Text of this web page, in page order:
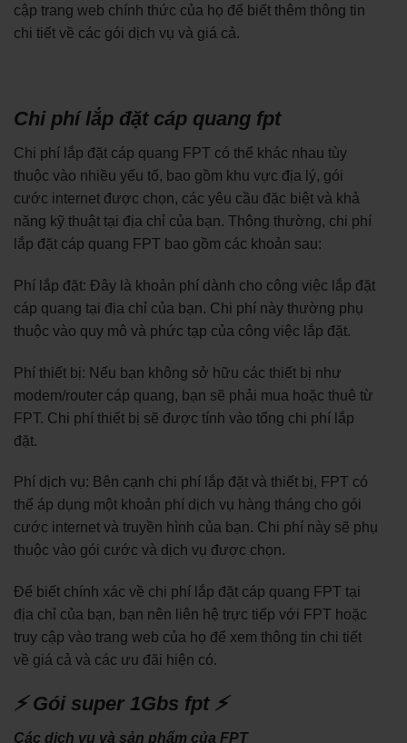
cập trang web chính thức của họ để biết thêm thông tin
chi tiết về các gói dịch vụ và giá cả.
Chi phí lắp đặt cáp quang fpt
Chi phí lắp đặt cáp quang FPT có thể khác nhau tùy
thuộc vào nhiều yếu tố, bao gồm khu vực địa lý, gói
cước internet được chọn, các yêu cầu đặc biệt và khả
năng kỹ thuật tại địa chỉ của bạn. Thông thường, chi phí
lắp đặt cáp quang FPT bao gồm các khoản sau:
Phí lắp đặt: Đây là khoản phí dành cho công việc lắp đặt
cáp quang tại địa chỉ của bạn. Chi phí này thường phụ
thuộc vào quy mô và phức tạp của công việc lắp đặt.
Phí thiết bị: Nếu bạn không sở hữu các thiết bị như
modem/router cáp quang, bạn sẽ phải mua hoặc thuê từ
FPT. Chi phí thiết bị sẽ được tính vào tổng chi phí lắp
đặt.
Phí dịch vụ: Bên cạnh chi phí lắp đặt và thiết bị, FPT có
thể áp dụng một khoản phí dịch vụ hàng tháng cho gói
cước internet và truyền hình của bạn. Chi phí này sẽ phụ
thuộc vào gói cước và dịch vụ được chọn.
Để biết chính xác về chi phí lắp đặt cáp quang FPT tại
địa chỉ của bạn, bạn nên liên hệ trực tiếp với FPT hoặc
truy cập vào trang web của họ để xem thông tin chi tiết
về giá cả và các ưu đãi hiện có.
⚡ Gói super 1Gbs fpt ⚡
Các dịch vụ và sản phẩm của FPT